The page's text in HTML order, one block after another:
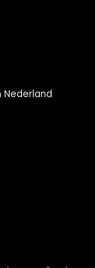
Nederland